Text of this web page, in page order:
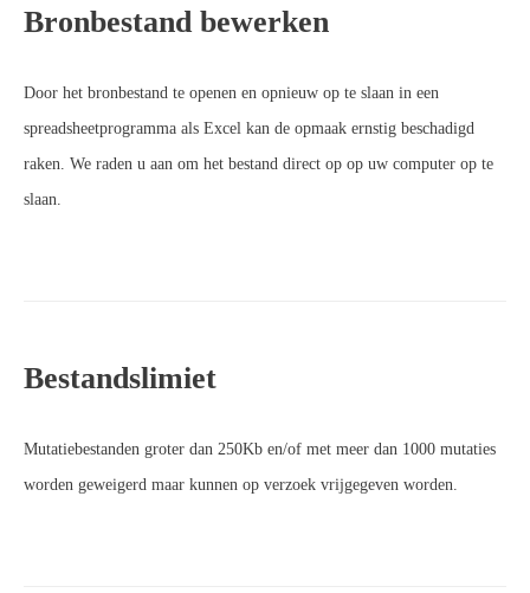
Bronbestand bewerken
Door het bronbestand te openen en opnieuw op te slaan in een
spreadsheetprogramma als Excel kan de opmaak ernstig beschadigd
raken. We raden u aan om het bestand direct op op uw computer op te
slaan.
Bestandslimiet
Mutatiebestanden groter dan 250Kb en/of met meer dan 1000 mutaties
worden geweigerd maar kunnen op verzoek vrijgegeven worden.